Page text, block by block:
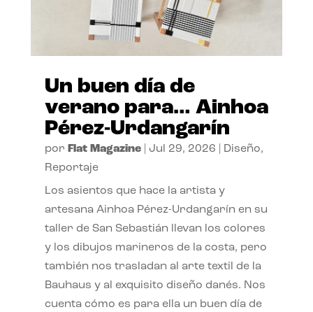
Un buen día de
verano para… Ainhoa
Pérez-Urdangarín
por Flat Magazine| Jul 29, 2026 Diseño,
Reportaje
Los asientos que hace la artista y
artesana Ainhoa Pérez-Urdangarín en su
taller de San Sebastián llevan los colores
y los dibujos marineros de la costa, pero
también nos trasladan al arte textil de la
Bauhaus y al exquisito diseño danés. Nos
cuenta cómo es para ella un buen día de